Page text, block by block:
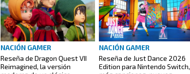
NACIÓN GAMER
Reseña de Dragon Quest VII
Reimagined, la versión
NACIÓN GAMER
Reseña de Just Dance 2026
Edition para Nintendo Switch,